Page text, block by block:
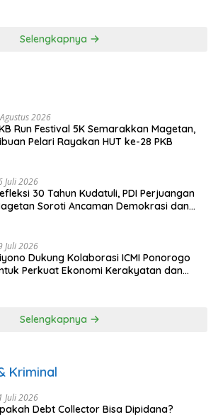
Selengkapnya
2026
Run Festival 5K Semarakkan Magetan,
Pelari Rayakan HUT ke-28 PKB
Juli 2026
30 Tahun Kudatuli, PDI Perjuangan
Soroti Ancaman Demokrasi dan
Juli 2026
Dukung Kolaborasi ICMI Ponorogo
Perkuat Ekonomi Kerakyatan dan
Selengkapnya
Kriminal
Juli 2026
Debt Collector Bisa Dipidana?